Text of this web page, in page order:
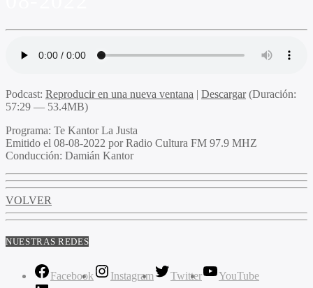
Podcast: Reproducir en una nueva ventana | Descargar(Duración:
57:29 — 53.4MB)
Programa: Te Kantor La Justa
Emitido el 08-08-2022 por Radio Cultura FM 97.9 MHZ
Conducción: Damián Kantor
VOLVER
NUESTRAS REDES
Facebook Instagram Twitter
YouTube